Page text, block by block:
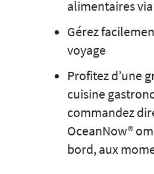
alimentaires
Gérez
voyage
Profitez d’une
cuisine
commandez
OceanNow®
bord, aux